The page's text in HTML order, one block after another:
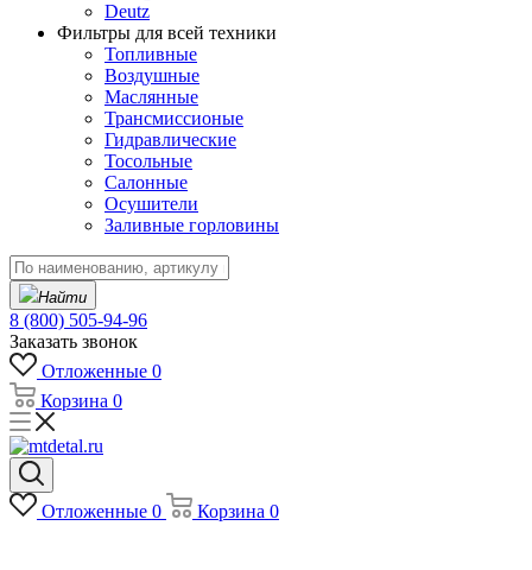
Deutz
Фильтры для всей техники
Топливные
Воздушные
Маслянные
Трансмиссионые
Гидравлические
Тосольные
Салонные
Осушители
Заливные горловины
Найти
8 (800) 505-94-96
Заказать звонок
Отложенные 0
Корзина 0
Отложенные 0 Корзина 0